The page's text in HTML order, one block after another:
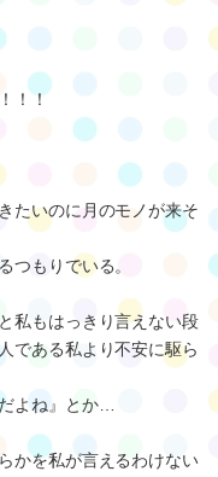
！！
たいのに月のモノが来そ
つもりでいる。
私もはっきり言えない段
である私より不安に駆ら
よね』とか…
かを私が言えるわけない